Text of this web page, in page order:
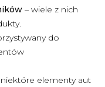
– wiele z nich
do
niektóre elementy aut